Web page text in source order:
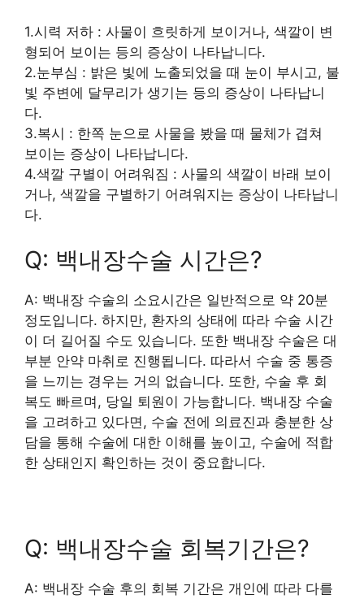
1.시력 저하 : 사물이 흐릿하게 보이거나, 색깔이 변
형되어 보이는 등의 증상이 나타납니다.
2.눈부심 : 밝은 빛에 노출되었을 때 눈이 부시고, 불
빛 주변에 달무리가 생기는 등의 증상이 나타납니
다.
3.복시 : 한쪽 눈으로 사물을 봤을 때 물체가 겹쳐
보이는 증상이 나타납니다.
4.색깔 구별이 어려워짐 : 사물의 색깔이 바래 보이
거나, 색깔을 구별하기 어려워지는 증상이 나타납니
다.
Q: 백내장수술 시간은?
A: 백내장 수술의 소요시간은 일반적으로 약 20분
정도입니다. 하지만, 환자의 상태에 따라 수술 시간
이 더 길어질 수도 있습니다. 또한 백내장 수술은 대
부분 안약 마취로 진행됩니다. 따라서 수술 중 통증
을 느끼는 경우는 거의 없습니다. 또한, 수술 후 회
복도 빠르며, 당일 퇴원이 가능합니다. 백내장 수술
을 고려하고 있다면, 수술 전에 의료진과 충분한 상
담을 통해 수술에 대한 이해를 높이고, 수술에 적합
한 상태인지 확인하는 것이 중요합니다.
Q: 백내장수술 회복기간은?
A: 백내장 수술 후의 회복 기간은 개인에 따라 다를